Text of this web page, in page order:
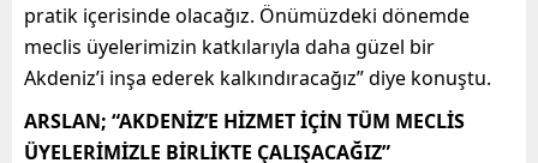
pratik içerisinde olacağız. Önümüzdeki dönemde
meclis üyelerimizin katkılarıyla daha güzel bir
Akdeniz’i inşa ederek kalkındıracağız” diye konuştu.
ARSLAN; “AKDENİZ’E HİZMET İÇİN TÜM MECLİS
ÜYELERİMİZLE BİRLİKTE ÇALIŞACAĞIZ”